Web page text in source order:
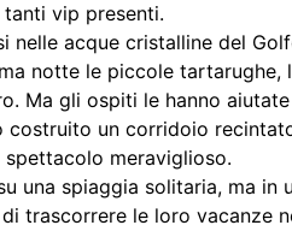
vip presenti.
acque cristalline del
notte le piccole tartarughe,
Ma gli ospiti le hanno
costruito un corridoio
meraviglioso.
una spiaggia solitaria, ma
trascorrere le loro